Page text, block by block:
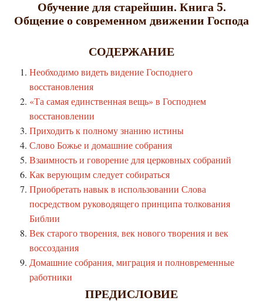
Обучение для старейшин. Книга 5.
Общение о современном движении Господа
СОДЕРЖАНИЕ
Необходимо видеть видение Господнего
восстановления
«Та самая единственная вещь» в Господнем
восстановлении
Приходить к полному знанию истины
Слово Божье и домашние собрания
Взаимность и говорение для церковных собраний
Как верующим следует собираться
Приобретать навык в использовании Слова
посредством руководящего принципа толкования
Библии
Век старого творения, век нового творения и век
воссоздания
Домашние собрания, миграция и полновременные
работники
ПРЕДИСЛОВИЕ